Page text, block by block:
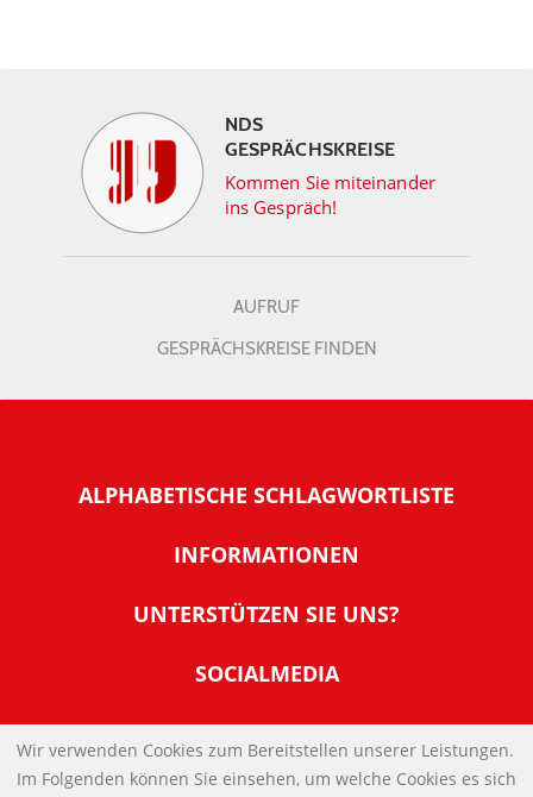
NDS
GESPRÄCHSKREISE
Kommen Sie miteinander
ins Gespräch!
AUFRUF
GESPRÄCHSKREISE FINDEN
ALPHABETISCHE SCHLAGWORTLISTE
INFORMATIONEN
Warum NachDenkSeiten
Tipps zur Nutzung der NachDenkSeiten
Banner und E-Mail-Signaturen
Links
UNTERSTÜTZEN SIE UNS?
Werden Sie Fördermitglied
Spenden Sie Online
SOCIALMEDIA
IMPRESSUM
Wir verwenden Cookies zum Bereitstellen unserer Leistungen.
Im Folgenden können Sie einsehen, um welche Cookies es sich